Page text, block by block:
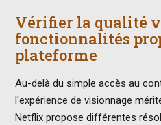
Vérifier la qualité
fonctionnalités
plateforme
Au-delà du simple accès au
l'expérience de visionnage
Netflix propose différentes